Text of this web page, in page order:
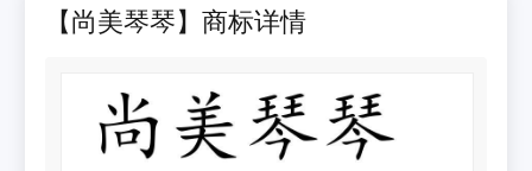
【尚美琴琴】商标详情